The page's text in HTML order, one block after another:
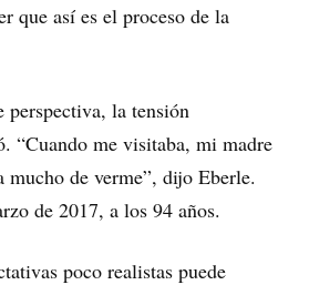
que así es el proceso de la
perspectiva, la tensión
“Cuando me visitaba, mi madre
mucho de verme”, dijo Eberle.
de 2017, a los 94 años.
poco realistas puede